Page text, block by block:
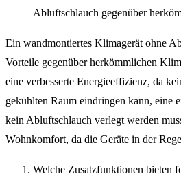
Abluftschlauch gegenüber
Ein wandmontiertes Klimagerät ohne
Vorteile gegenüber herkömmlichen
eine verbesserte Energieeffizienz, da
gekühlten Raum eindringen kann, eine
kein Abluftschlauch verlegt werden
Wohnkomfort, da die Geräte in der
Welche Zusatzfunktionen bieten